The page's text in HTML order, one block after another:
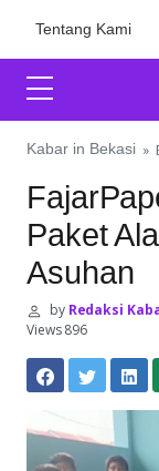
Tentang Kami
Kabar in Bekasi »
Paket
Asuhan
byRedaksi
Views 896